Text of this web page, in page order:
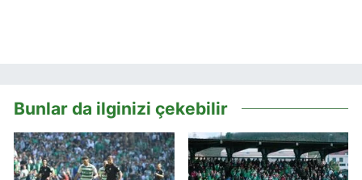
Bunlar da ilginizi çekebilir